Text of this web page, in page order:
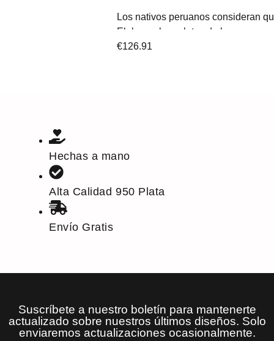
Los nativos peruanos consideran
Elaboran brazaletes de huayruro
€126.91
Hechas a mano
Alta Calidad 950 Plata
Envío Gratis
Suscríbete a nuestro boletín para mantenerte
actualizado sobre nuestros últimos diseños. Solo
enviaremos actualizaciones ocasionalmente.